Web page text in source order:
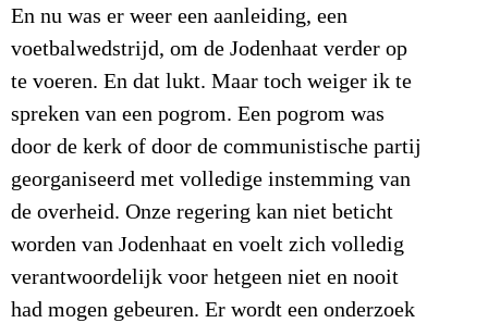
En nu was er weer een aanleiding, een
voetbalwedstrijd, om de Jodenhaat verder op
te voeren. En dat lukt. Maar toch weiger ik te
spreken van een pogrom. Een pogrom was
door de kerk of door de communistische partij
georganiseerd met volledige instemming van
de overheid. Onze regering kan niet beticht
worden van Jodenhaat en voelt zich volledig
verantwoordelijk voor hetgeen niet en nooit
had mogen gebeuren. Er wordt een onderzoek